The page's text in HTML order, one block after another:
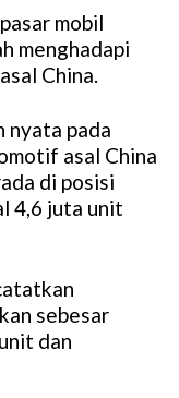
mobil
menghadapi
China.
nyata pada
asal China
di posisi
4,6 juta unit
sebesar
dan